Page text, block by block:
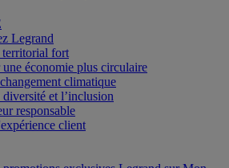
Legrand
territorial fort
économie plus circulaire
climatique
et l’inclusion
responsable
client